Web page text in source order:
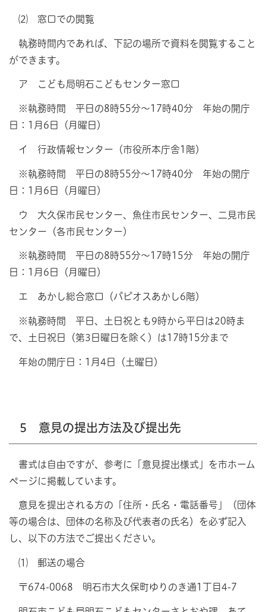
⑵ 窓口での閲覧
執務時間内であれば、下記の場所で資料を閲覧すること
ができます。
ア こども局明石こどもセンター窓口
※執務時間 平日の8時55分～17時40分 年始の開庁
日：1月6日（月曜日）
イ 行政情報センター（市役所本庁舎1階）
※執務時間 平日の8時55分～17時40分 年始の開庁
日：1月6日（月曜日）
ウ 大久保市民センター、魚住市民センター、二見市民
センター（各市民センター）
※執務時間 平日の8時55分～17時15分 年始の開庁
日：1月6日（月曜日）
エ あかし総合窓口（パピオスあかし6階）
※執務時間 平日、土日祝とも9時から平日は20時ま
で、土日祝日（第3日曜日を除く）は17時15分まで
年始の開庁日：1月4日（土曜日）
5 意見の提出方法及び提出先
書式は自由ですが、参考に「意見提出様式」を市ホーム
ページに掲載しています。
意見を提出される方の「住所・氏名・電話番号」（団体
等の場合は、団体の名称及び代表者の氏名）を必ず記入
し、以下の方法でご提出ください。
⑴ 郵送の場合
〒674-0068 明石市大久保町ゆりのき通1丁目4-7